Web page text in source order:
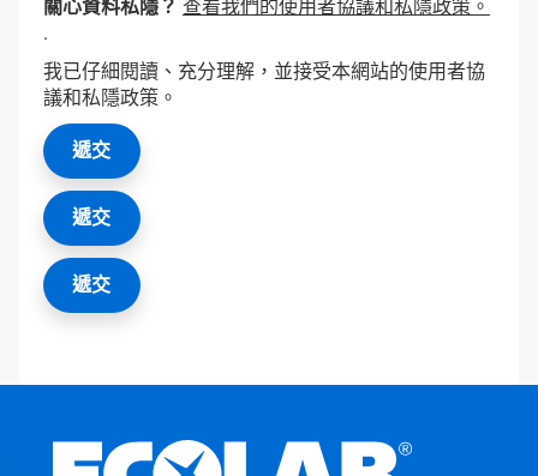
關心資料私隱？ 查看我們的使用者協議和私隱政策。
.
我已仔細閱讀、充分理解，並接受本網站的使用者協
議和私隱政策。